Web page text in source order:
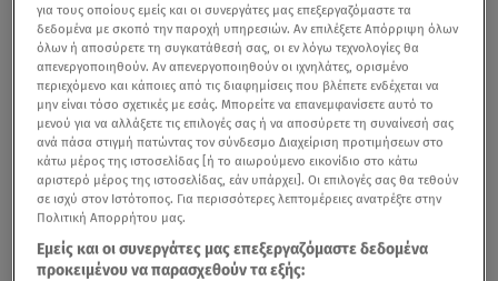
για τους οποίους εμείς και οι συνεργάτες μας επεξεργαζόμαστε τα
δεδομένα με σκοπό την παροχή υπηρεσιών. Αν επιλέξετε Απόρριψη όλων
όλων ή αποσύρετε τη συγκατάθεσή σας, οι εν λόγω τεχνολογίες θα
απενεργοποιηθούν. Αν απενεργοποιηθούν οι ιχνηλάτες, ορισμένο
περιεχόμενο και κάποιες από τις διαφημίσεις που βλέπετε ενδέχεται να
μην είναι τόσο σχετικές με εσάς. Μπορείτε να επανεμφανίσετε αυτό το
μενού για να αλλάξετε τις επιλογές σας ή να αποσύρετε τη συναίνεσή σας
ανά πάσα στιγμή πατώντας τον σύνδεσμο Διαχείριση προτιμήσεων στο
κάτω μέρος της ιστοσελίδας [ή το αιωρούμενο εικονίδιο στο κάτω
αριστερό μέρος της ιστοσελίδας, εάν υπάρχει]. Οι επιλογές σας θα τεθούν
σε ισχύ στον Ιστότοπος. Για περισσότερες λεπτομέρειες ανατρέξτε στην
Πολιτική Απορρήτου μας.
Εμείς και οι συνεργάτες μας επεξεργαζόμαστε δεδομένα
προκειμένου να παρασχεθούν τα εξής: